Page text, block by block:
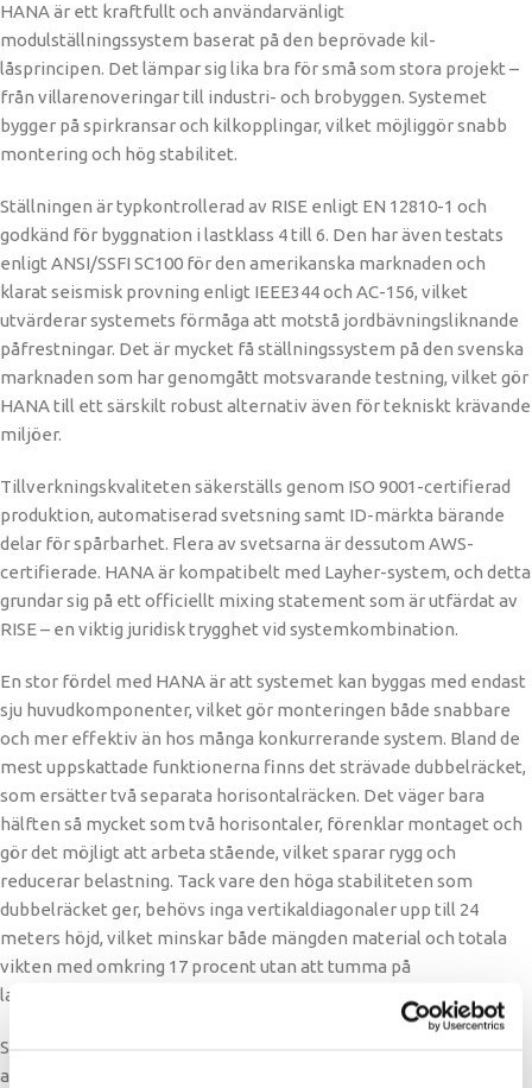
HANA är ett kraftfullt och användarvänligt
modulställningssystem baserat på den beprövade kil-
låsprincipen. Det lämpar sig lika bra för små som stora projekt –
från villarenoveringar till industri- och brobyggen. Systemet
bygger på spirkransar och kilkopplingar, vilket möjliggör snabb
montering och hög stabilitet.
Ställningen är typkontrollerad av RISE enligt EN 12810-1 och
godkänd för byggnation i lastklass 4 till 6. Den har även testats
enligt ANSI/SSFI SC100 för den amerikanska marknaden och
klarat seismisk provning enligt IEEE344 och AC-156, vilket
utvärderar systemets förmåga att motstå jordbävningsliknande
påfrestningar. Det är mycket få ställningssystem på den svenska
marknaden som har genomgått motsvarande testning, vilket gör
HANA till ett särskilt robust alternativ även för tekniskt krävande
miljöer.
Tillverkningskvaliteten säkerställs genom ISO 9001-certifierad
produktion, automatiserad svetsning samt ID-märkta bärande
delar för spårbarhet. Flera av svetsarna är dessutom AWS-
certifierade. HANA är kompatibelt med Layher-system, och detta
grundar sig på ett officiellt mixing statement som är utfärdat av
RISE – en viktig juridisk trygghet vid systemkombination.
En stor fördel med HANA är att systemet kan byggas med endast
sju huvudkomponenter, vilket gör monteringen både snabbare
och mer effektiv än hos många konkurrerande system. Bland de
mest uppskattade funktionerna finns det strävade dubbelräcket,
som ersätter två separata horisontalräcken. Det väger bara
hälften så mycket som två horisontaler, förenklar montaget och
gör det möjligt att arbeta stående, vilket sparar rygg och
reducerar belastning. Tack vare den höga stabiliteten som
dubbelräcket ger, behövs inga vertikaldiagonaler upp till 24
meters höjd, vilket minskar både mängden material och totala
vikten med omkring 17 procent utan att tumma på
lastkapaciteten eller säkerheten.
Systemet innehåller flera smarta komponenter som förenklar
arbetsdagen ytterligare. Planklåset har inbyggd fotlisthållare,